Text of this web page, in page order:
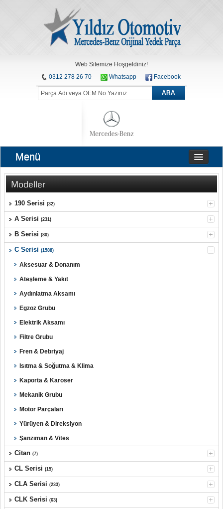
Web Sitemize Hoşgeldiniz!
0312 278 26 70
Whatsapp Facebook
ARA
Menü
Modeller
190 Serisi (32)
A Serisi (231)
B Serisi (80)
C Serisi (1588)
Aksesuar & Donanım
Ateşleme & Yakıt
Aydınlatma Aksamı
Egzoz Grubu
Elektrik Aksamı
Filtre Grubu
Fren & Debriyaj
Isıtma & Soğutma & Klima
Kaporta & Karoser
Mekanik Grubu
Motor Parçaları
Yürüyen & Direksiyon
Şanzıman & Vites
Citan (7)
CL Serisi (15)
CLA Serisi (233)
CLK Serisi (63)